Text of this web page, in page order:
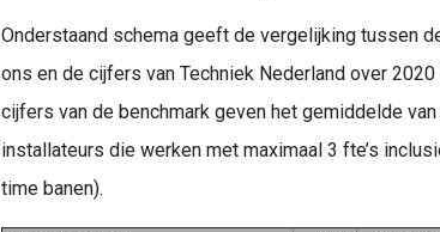
Onderstaand schema geeft de vergelijking tussen
ons en de cijfers van Techniek Nederland over
cijfers van de benchmark geven het gemiddelde
installateurs die werken met maximaal 3 fte’s
time banen).